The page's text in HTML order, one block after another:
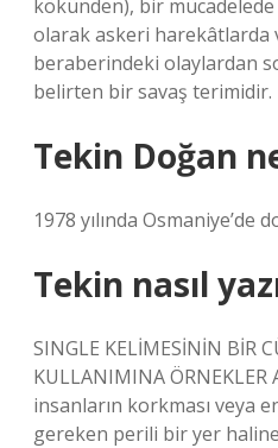
kökünden), bir
olarak askeri harekâtlarda
beraberindeki olaylardan
belirten bir savaş terimidir.
Tekin Doğan
1978 yılında Osmaniye’de
Tekin nasıl
SINGLE KELİMESİNİN BİR
KULLANIMINA ÖRNEKLER
insanların korkması veya
gereken perili bir yer